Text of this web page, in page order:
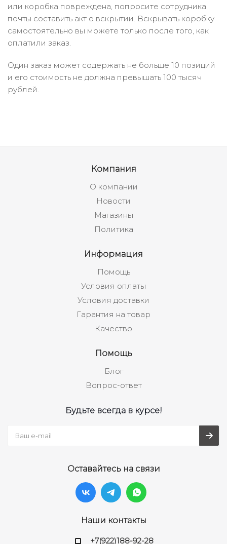
или коробка повреждена, попросите сотрудника
почты составить акт о вскрытии. Вскрывать коробку
самостоятельно вы можете только после того, как
оплатили заказ.
Один заказ может содержать не больше 10 позиций
и его стоимость не должна превышать 100 тысяч
рублей.
Компания
О компании
Новости
Магазины
Политика
Информация
Помощь
Условия оплаты
Условия доставки
Гарантия на товар
Качество
Помощь
Блог
Вопрос-ответ
Будьте всегда в курсе!
Оставайтесь на связи
Наши контакты
+7(922)188-92-28